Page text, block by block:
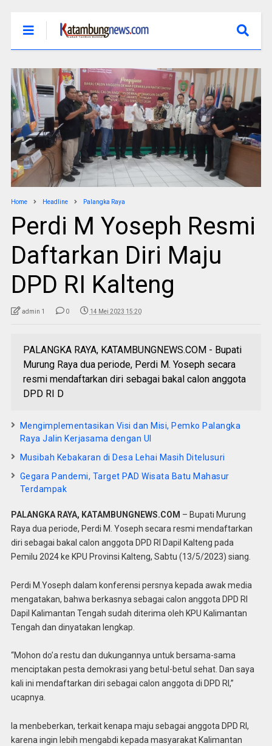
Home Headline Palangka Raya
Perdi M Yoseph Resmi
Daftarkan Diri Maju
DPD RI Kalteng
admin 1 0 14 Mei 2023 15:20
PALANGKA RAYA, KATAMBUNGNEWS.COM - Bupati
Murung Raya dua periode, Perdi M. Yoseph secara
resmi mendaftarkan diri sebagai bakal calon anggota
DPD RI D
Mengimplementasikan Visi dan Misi, Pemko Palangka
Raya Jalin Kerjasama dengan UI
Musibah Kebakaran di Desa Lehai Masih Ditelusuri
Gegara Pandemi, Target PAD Wisata Batu Mahasur
Terdampak
PALANGKA RAYA, KATAMBUNGNEWS.COM – Bupati Murung
Raya dua periode, Perdi M. Yoseph secara resmi mendaftarkan
diri sebagai bakal calon anggota DPD RI Dapil Kalteng pada
Pemilu 2024 ke KPU Provinsi Kalteng, Sabtu (13/5/2023) siang.
Perdi M.Yoseph dalam konferensi persnya kepada awak media
mengatakan, bahwa berkasnya sebagai calon anggota DPD RI
Dapil Kalimantan Tengah sudah diterima oleh KPU Kalimantan
Tengah dan dinyatakan lengkap.
“Mohon do’a restu dan dukungannya untuk bersama-sama
menciptakan pesta demokrasi yang betul-betul sehat. Dan saya
kali ini mendaftarkan diri sebagai calon anggota di DPD RI,”
ucapnya.
Ia menbeberkan, terkait kenapa maju sebagai anggota DPD RI,
karena ingin lebih mengabdi kepada masyarakat Kalimantan